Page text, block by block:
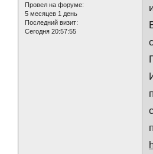
Провел на форуме:
5 месяцев 1 день
Последний визит:
Сегодня 20:57:55